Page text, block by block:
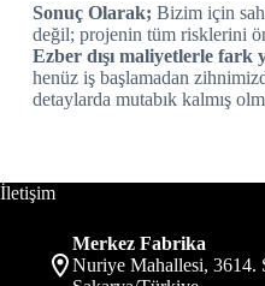
Sonuç Olarak; Bizim için
değil; projenin tüm risklerini
Ezber dışı maliyetlerle fark
henüz iş başlamadan
detaylarda mutabık kalmış
İletişim
Merkez Fabrika
Nuriye Mahallesi, 3614.